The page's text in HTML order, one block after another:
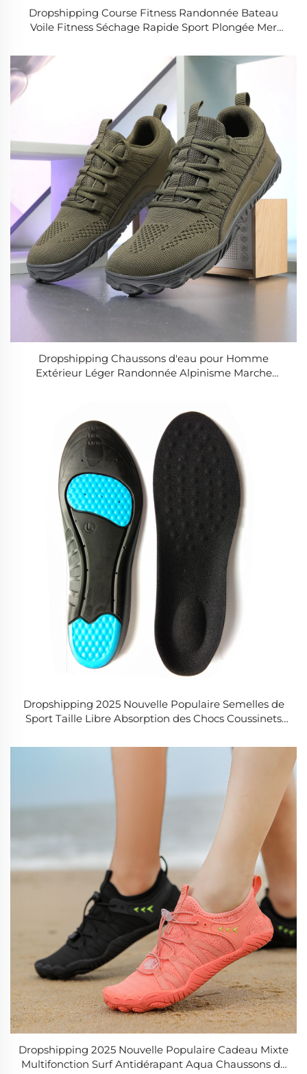
Dropshipping Course Fitness Randonnée Bateau
Voile Fitness Séchage Rapide Sport Plongée Mer
Chaussons d'Eau
Dropshipping Chaussons d'eau pour Homme
Extérieur Léger Randonnée Alpinisme Marche
Dropshipping 2025 Nouvelle Populaire Semelles de
Sport Taille Libre Absorption des Chocs Coussinets
Intérieure pour Course pour Femme Homme
Dropshipping 2025 Nouvelle Populaire Cadeau Mixte
Multifonction Surf Antidérapant Aqua Chaussons de